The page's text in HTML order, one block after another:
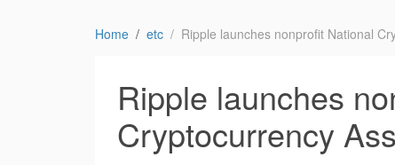
Home etc Ripple launches nonprofit National
Ripple launches
Cryptocurrency